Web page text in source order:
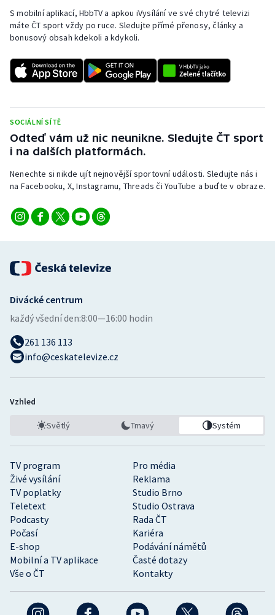
Short track
Sportovní střelba
Stolní tenis
Veslování
Volejbal
Ostatní
S mobilní aplikací, HbbTV a apkou iVysílání ve své chytré televizi
máte ČT sport vždy po ruce. Sledujte přímé přenosy, články a
bonusový obsah kdekoli a kdykoli.
SOCIÁLNÍ SÍTĚ
Odteď vám už nic neunikne. Sledujte ČT sport
i na dalších platformách.
Nenechte si nikde ujít nejnovější sportovní události. Sledujte nás i
na Facebooku, X, Instagramu, Threads či YouTube a buďte v obraze.
TV program
Pro média
Živé vysílání
Reklama
TV poplatky
Studio Brno
Teletext
Studio Ostrava
Podcasty
Rada ČT
Počasí
Kariéra
E-shop
Podávání námětů
Mobilní a TV aplikace
Časté dotazy
Vše o ČT
Kontakty
Divácké centrum
každý všední den:8:00—16:00 hodin
261 136 113
info@ceskatelevize.cz
Vzhled
Světlý Tmavý Systém